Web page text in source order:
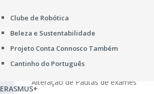
Clube de Robótica
Beleza e Sustentabilidade
Projeto Conta Connosco Também
Cantinho do Português
ERASMUS+
Comunicado do JNE
Alteração de Pautas de exames